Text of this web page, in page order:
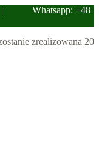
|
Whatsapp: +48
zrealizowana 20